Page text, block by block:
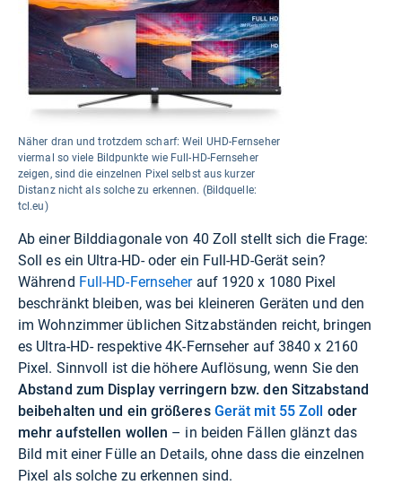
Näher dran und trotzdem scharf: Weil UHD-Fernseher
viermal so viele Bildpunkte wie Full-HD-Fernseher
zeigen, sind die einzelnen Pixel selbst aus kurzer
Distanz nicht als solche zu erkennen. (Bildquelle:
tcl.eu)
Ab einer Bilddiagonale von 40 Zoll stellt sich die Frage:
Soll es ein Ultra-HD- oder ein Full-HD-Gerät sein?
Während Full-HD-Fernseherauf 1920 x 1080 Pixel
beschränkt bleiben, was bei kleineren Geräten und den
im Wohnzimmer üblichen Sitzabständen reicht, bringen
es Ultra-HD- respektive 4K-Fernseher auf 3840 x 2160
Pixel. Sinnvoll ist die höhere Auflösung, wenn Sie den
Abstand zum Display verringern bzw. den Sitzabstand
beibehalten und ein größeres Gerät mit 55 Zoll oder
mehr aufstellen wollen – in beiden Fällen glänzt das
Bild mit einer Fülle an Details, ohne dass die einzelnen
Pixel als solche zu erkennen sind.